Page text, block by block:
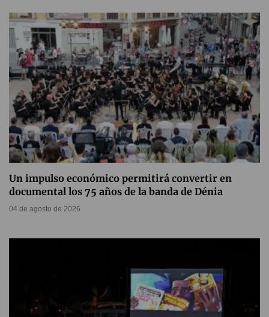
Un impulso económico permitirá convertir en
documental los 75 años de la banda de Dénia
04 de agosto de 2026